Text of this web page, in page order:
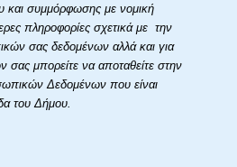
και συμμόρφωσης με νομική
πληροφορίες σχετικά με την
σας δεδομένων αλλά και για
σας μπορείτε να αποταθείτε στην
Δεδομένων που είναι
του Δήμου.